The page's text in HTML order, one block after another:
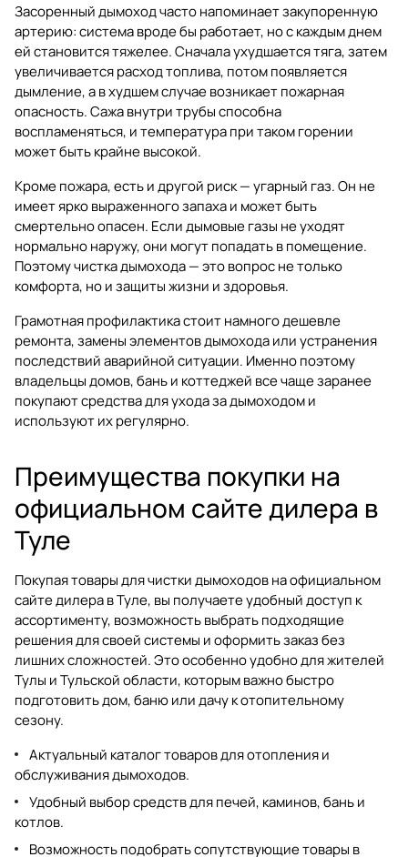
Засоренный дымоход часто напоминает закупоренную
артерию: система вроде бы работает, но с каждым днем
ей становится тяжелее. Сначала ухудшается тяга, затем
увеличивается расход топлива, потом появляется
дымление, а в худшем случае возникает пожарная
опасность. Сажа внутри трубы способна
воспламеняться, и температура при таком горении
может быть крайне высокой.
Кроме пожара, есть и другой риск — угарный газ. Он не
имеет ярко выраженного запаха и может быть
смертельно опасен. Если дымовые газы не уходят
нормально наружу, они могут попадать в помещение.
Поэтому чистка дымохода — это вопрос не только
комфорта, но и защиты жизни и здоровья.
Грамотная профилактика стоит намного дешевле
ремонта, замены элементов дымохода или устранения
последствий аварийной ситуации. Именно поэтому
владельцы домов, бань и коттеджей все чаще заранее
покупают средства для ухода за дымоходом и
используют их регулярно.
Преимущества покупки на
официальном сайте дилера в
Туле
Покупая товары для чистки дымоходов на официальном
сайте дилера в Туле, вы получаете удобный доступ к
ассортименту, возможность выбрать подходящие
решения для своей системы и оформить заказ без
лишних сложностей. Это особенно удобно для жителей
Тулы и Тульской области, которым важно быстро
подготовить дом, баню или дачу к отопительному
сезону.
Актуальный каталог товаров для отопления и
обслуживания дымоходов.
Удобный выбор средств для печей, каминов, бань и
котлов.
Возможность подобрать сопутствующие товары в